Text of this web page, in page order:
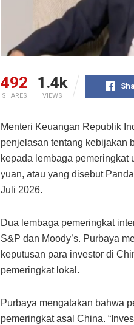
492
SHARES
1.4k
VIEWS
Menteri Keuangan Republik
penjelasan tentang kebijakan
kepada lembaga pemeringkat
yuan, atau yang disebut
Juli 2026.
Dua lembaga pemeringkat
S&P dan Moody’s. Purbaya
keputusan para investor di
pemeringkat lokal.
Purbaya mengatakan bahwa
pemeringkat asal China.